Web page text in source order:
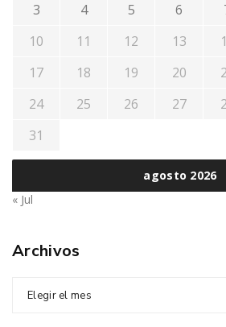
agosto 2026
3
4 5 6
10
11 12 13
17
18 19 20
24
25 26 27
31
« Jul
Archivos
Elegir el mes